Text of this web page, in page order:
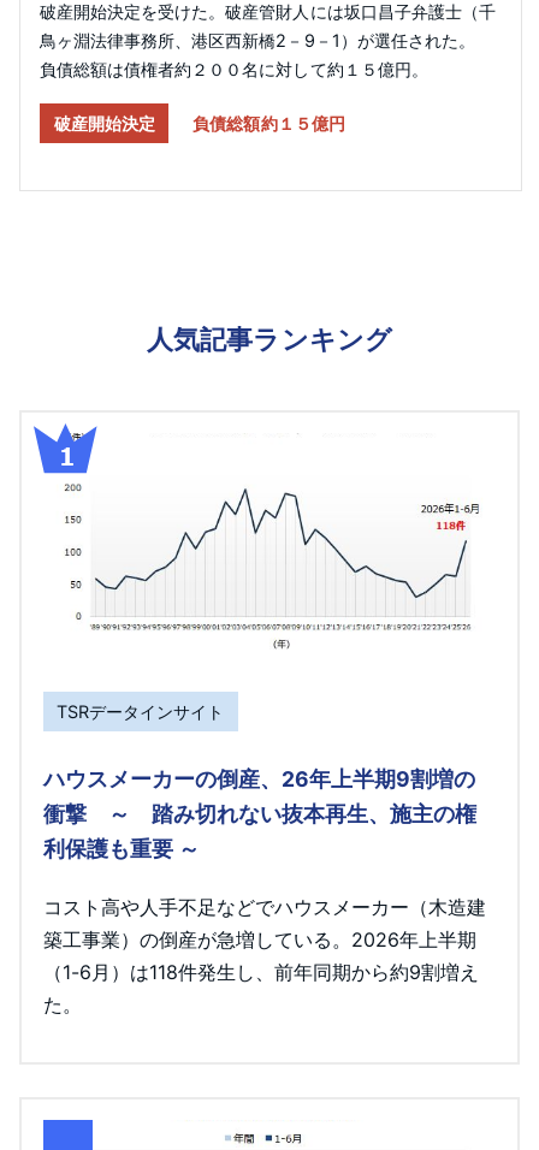
破産開始決定を受けた。破産管財人には坂口昌子弁護士（千
鳥ヶ淵法律事務所、港区西新橋2－9－1）が選任された。
負債総額は債権者約２００名に対して約１５億円。
破産開始決定 負債総額約１５億円
人気記事ランキング
TSRデータインサイト
ハウスメーカーの倒産、26年上半期9割増の
衝撃 ～ 踏み切れない抜本再生、施主の権
利保護も重要 ～
コスト高や人手不足などでハウスメーカー（木造建
築工事業）の倒産が急増している。2026年上半期
（1-6月）は118件発生し、前年同期から約9割増え
た。